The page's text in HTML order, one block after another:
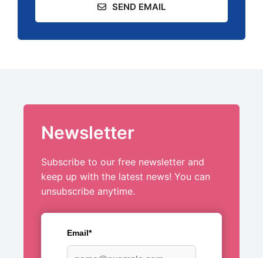
SEND EMAIL
Newsletter
Subscribe to our free newsletter and
keep up with the latest news! You can
unsubscribe anytime.
Email*